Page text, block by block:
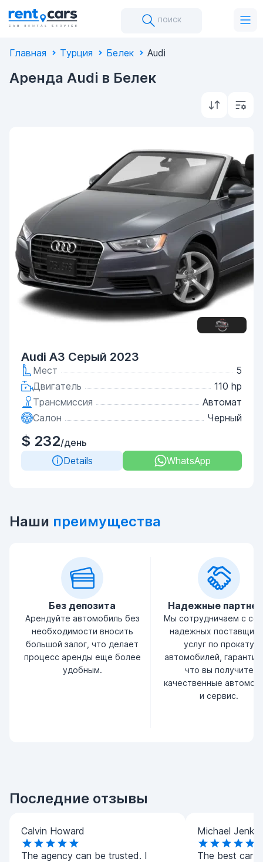
поиск
Главная Турция Белек Audi
Аренда Audi в Белек
Audi A3 Серый 2023
Мест
5
Двигатель
110 hp
Трансмиссия
Автомат
Салон
Черный
$ 232/день
Details
WhatsApp
Наши преимущества
Без депозита
Арендуйте автомобиль без
необходимости вносить
большой залог, что делает
процесс аренды еще более
удобным.
Надежные
Мы сотрудничаем с
надежных
услуг по прокату
автомобилей,
что вы получите
качественные
и сервис.
Последние отзывы
Calvin Howard
The agency can be trusted. I
Michael
The best car